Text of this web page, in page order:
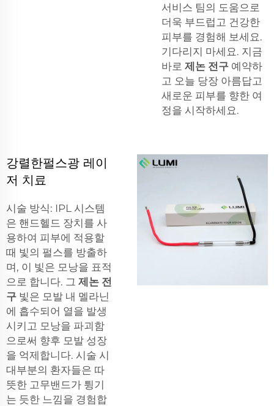
서비스 팀의 도움으로
더욱 부드럽고 건강한
피부를 경험해 보세요.
기다리지 마세요. 지금
바로 제논 전구 예약하
고 오늘 당장 아름답고
새로운 피부를 향한 여
정을 시작하세요.
강렬한펄스광 레이
저 치료
시술 방식: IPL 시스템
은 핸드헬드 장치를 사
용하여 피부에 적용할
때 빛의 펄스를 방출하
며, 이 빛은 모낭을 표적
으로 합니다. 그 제논 전
구 빛은 모발 내 멜라닌
에 흡수되어 열을 발생
시키고 모낭을 파괴함
으로써 향후 모발 성장
을 억제합니다. 시술 시
대부분의 환자들은 따
뜻한 고무밴드가 튕기
는 듯한 느낌을 경험합